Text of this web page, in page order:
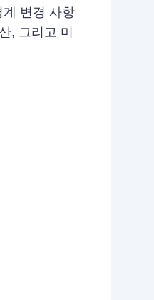
변경 사항
, 그리고 미